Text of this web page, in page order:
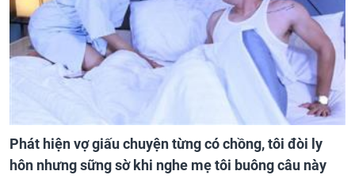
Phát hiện vợ giấu chuyện từng có chồng, tôi đòi ly
hôn nhưng sững sờ khi nghe mẹ tôi buông câu này